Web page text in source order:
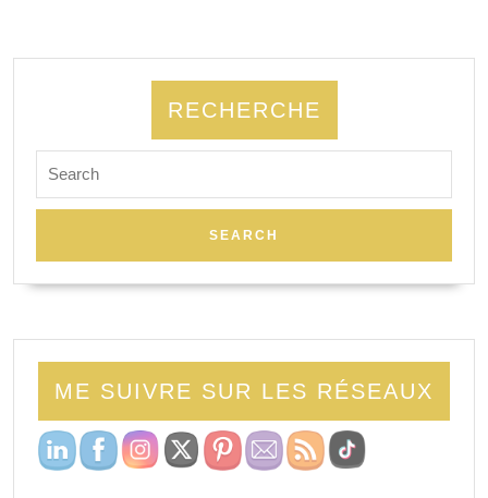
RECHERCHE
ME SUIVRE SUR LES RÉSEAUX